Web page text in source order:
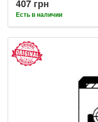
407 грн
Есть в наличии